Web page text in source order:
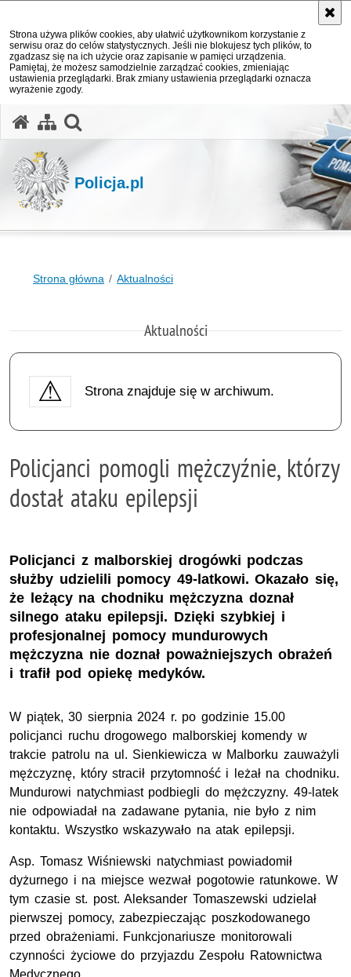
Strona używa plików cookies, aby ułatwić użytkownikom korzystanie z
serwisu oraz do celów statystycznych. Jeśli nie blokujesz tych plików, to
zgadzasz się na ich użycie oraz zapisanie w pamięci urządzenia.
Pamiętaj, że możesz samodzielnie zarządzać cookies, zmieniając
ustawienia przeglądarki. Brak zmiany ustawienia przeglądarki oznacza
wyrażenie zgody.
Policja.pl
Strona główna Aktualności
Aktualności
Strona znajduje się w archiwum.
Policjanci pomogli mężczyźnie, którzy
dostał ataku epilepsji
Policjanci z malborskiej drogówki podczas
służby udzielili pomocy 49-latkowi. Okazało się,
że leżący na chodniku mężczyzna doznał
silnego ataku epilepsji. Dzięki szybkiej i
profesjonalnej pomocy mundurowych
mężczyzna nie doznał poważniejszych obrażeń
i trafił pod opiekę medyków.
W piątek, 30 sierpnia 2024 r. po godzinie 15.00
policjanci ruchu drogowego malborskiej komendy w
trakcie patrolu na ul. Sienkiewicza w Malborku zauważyli
mężczyznę, który stracił przytomność i leżał na chodniku.
Mundurowi natychmiast podbiegli do mężczyzny. 49-latek
nie odpowiadał na zadawane pytania, nie było z nim
kontaktu. Wszystko wskazywało na atak epilepsji.
Asp. Tomasz Wiśniewski natychmiast powiadomił
dyżurnego i na miejsce wezwał pogotowie ratunkowe. W
tym czasiest. post. Aleksander Tomaszewski udzielał
pierwszej pomocy, zabezpieczając poszkodowanego
przed obrażeniami. Funkcjonariusze monitorowali
czynności życiowe do przyjazdu Zespołu Ratownictwa